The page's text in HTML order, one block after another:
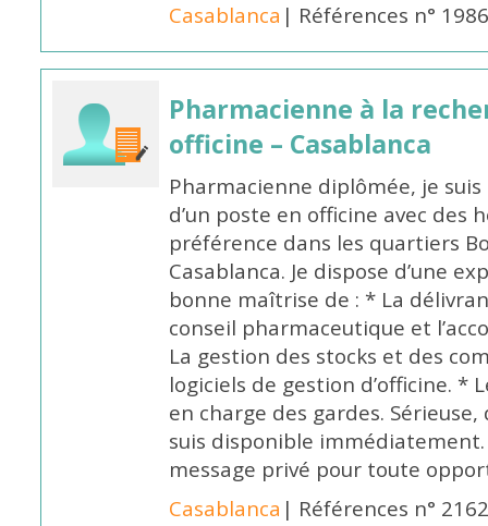
Casablanca | Références n°
Pharmacienne à la
officine – Casablanca
Pharmacienne diplômée, je
d’un poste en officine avec des
préférence dans les quartiers
Casablanca. Je dispose d’une
bonne maîtrise de : * La
conseil pharmaceutique et
La gestion des stocks et des
logiciels de gestion d’officine. *
en charge des gardes.
suis disponible
message privé pour toute
Casablanca | Références n°